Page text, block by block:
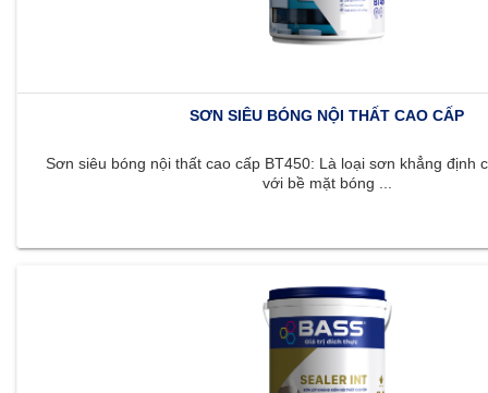
SƠN SIÊU BÓNG NỘI THẤT CAO CẤP
Sơn siêu bóng nội thất cao cấp BT450: Là loại sơn khẳng định
với bề mặt bóng ...